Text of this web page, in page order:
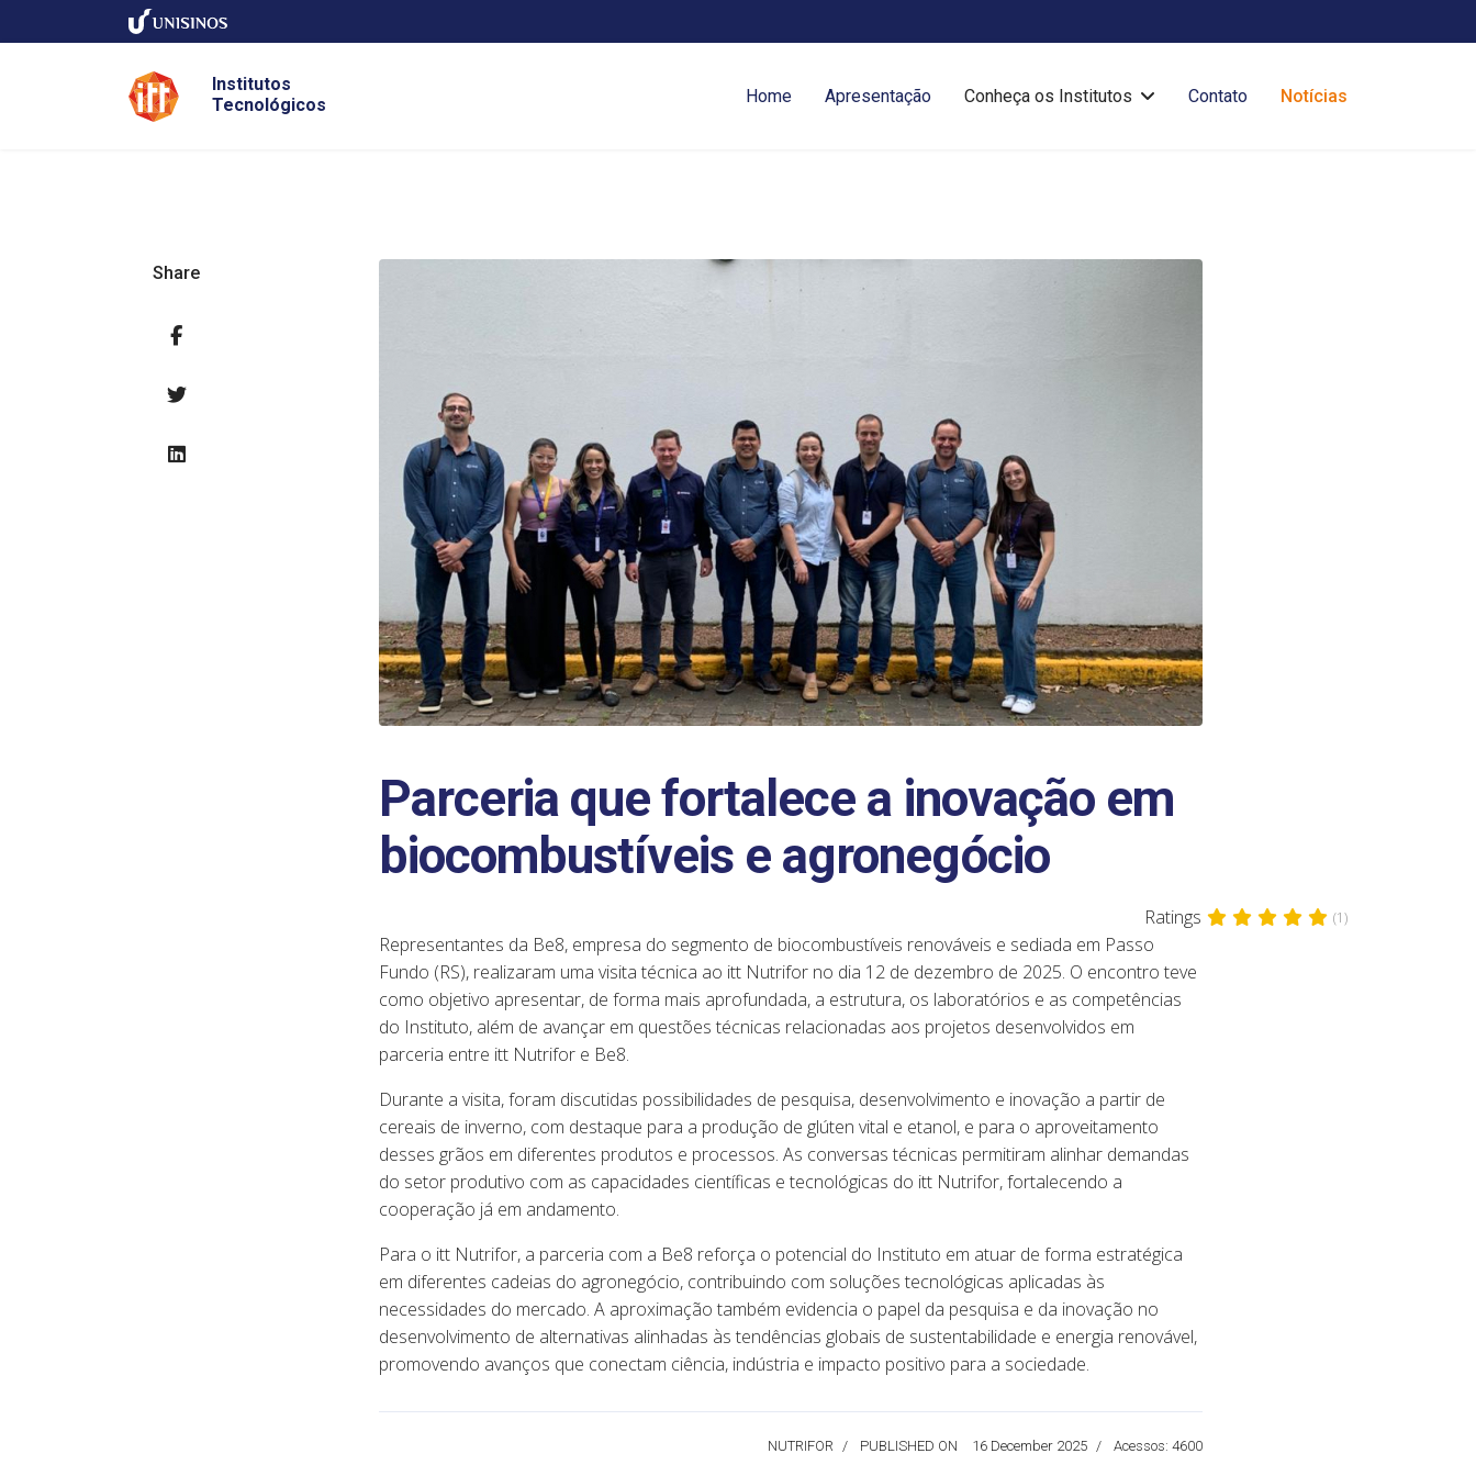
Institutos
Tecnológicos
Home Apresentação Conheça os Institutos Contato Notícias
Share
Parceria que fortalece a inovação em
biocombustíveis e agronegócio
Ratings (1)
Representantes da Be8, empresa do segmento de biocombustíveis renováveis e sediada em Passo
Fundo (RS), realizaram uma visita técnica ao itt Nutrifor no dia 12 de dezembro de 2025. O encontro teve
como objetivo apresentar, de forma mais aprofundada, a estrutura, os laboratórios e as competências
do Instituto, além de avançar em questões técnicas relacionadas aos projetos desenvolvidos em
parceria entre itt Nutrifor e Be8.
Durante a visita, foram discutidas possibilidades de pesquisa, desenvolvimento e inovação a partir de
cereais de inverno, com destaque para a produção de glúten vital e etanol, e para o aproveitamento
desses grãos em diferentes produtos e processos. As conversas técnicas permitiram alinhar demandas
do setor produtivo com as capacidades científicas e tecnológicas do itt Nutrifor, fortalecendo a
cooperação já em andamento.
Para o itt Nutrifor, a parceria com a Be8 reforça o potencial do Instituto em atuar de forma estratégica
em diferentes cadeias do agronegócio, contribuindo com soluções tecnológicas aplicadas às
necessidades do mercado. A aproximação também evidencia o papel da pesquisa e da inovação no
desenvolvimento de alternativas alinhadas às tendências globais de sustentabilidade e energia renovável,
promovendo avanços que conectam ciência, indústria e impacto positivo para a sociedade.
NUTRIFOR PUBLISHED ON 16 December 2025 Acessos: 4600